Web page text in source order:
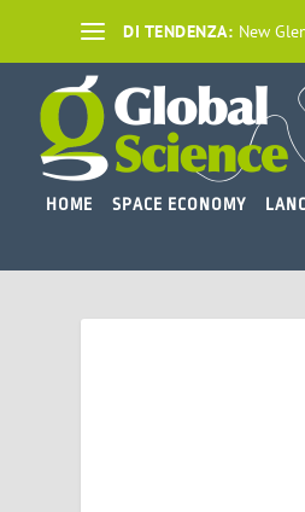
DI TENDENZA: New
HOME SPACE ECONOMY